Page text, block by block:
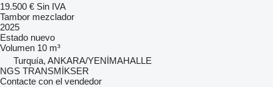
19.500 € Sin IVA
Tambor mezclador
2025
Estado nuevo
Volumen 10 m³
Turquía, ANKARA/YENİMAHALLE
NGS TRANSMİKSER
Contacte con el vendedor